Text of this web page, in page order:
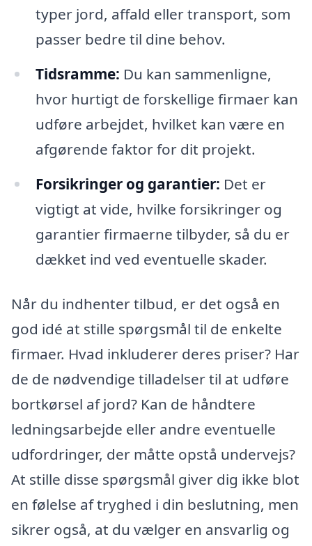
typer jord, affald eller transport, som
passer bedre til dine behov.
Tidsramme: Du kan sammenligne,
hvor hurtigt de forskellige firmaer kan
udføre arbejdet, hvilket kan være en
afgørende faktor for dit projekt.
Forsikringer og garantier: Det er
vigtigt at vide, hvilke forsikringer og
garantier firmaerne tilbyder, så du er
dækket ind ved eventuelle skader.
Når du indhenter tilbud, er det også en
god idé at stille spørgsmål til de enkelte
firmaer. Hvad inkluderer deres priser? Har
de de nødvendige tilladelser til at udføre
bortkørsel af jord? Kan de håndtere
ledningsarbejde eller andre eventuelle
udfordringer, der måtte opstå undervejs?
At stille disse spørgsmål giver dig ikke blot
en følelse af tryghed i din beslutning, men
sikrer også, at du vælger en ansvarlig og